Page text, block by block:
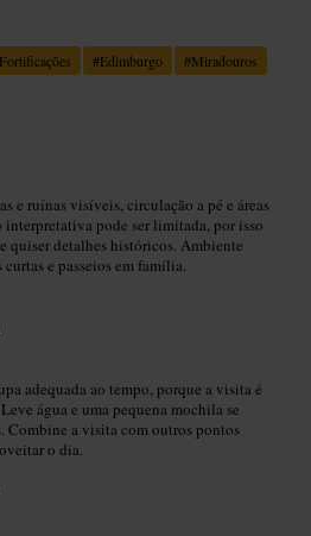
Fortificações #Edimburgo #Miradouros
e ruínas visíveis, circulação a pé e áreas
interpretativa pode ser limitada, por isso
quiser detalhes históricos. Ambiente
e passeios em família.
adequada ao tempo, porque a visita é
água e uma pequena mochila se
Combine a visita com outros pontos
o dia.